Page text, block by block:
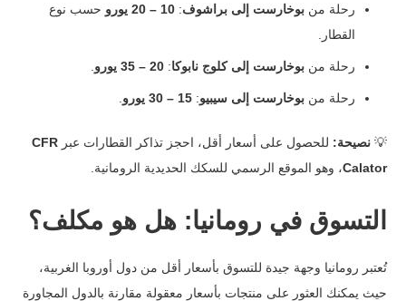
رحلة من بوخارست إلى براشوف: 10 – 20 يورو
حسب نوع
القطار.
رحلة من بوخارست إلى كلوج نابوكا: 20 – 35 يورو
رحلة من بوخارست إلى سيبيو: 15 – 30 يورو
💡 نصيحة: للحصول على أسعار أقل، احجز تذاكر القطارات عبر CFR
Calator، وهو الموقع الرسمي للسكك الحديدية الرومانية.
التسوق في رومانيا: هل هو مكلف؟
تُعتبر رومانيا وجهة جيدة للتسوق بأسعار أقل من دول أوروبا الغربية،
حيث يمكنك العثور على منتجات بأسعار معقولة مقارنة بالدول المجاورة